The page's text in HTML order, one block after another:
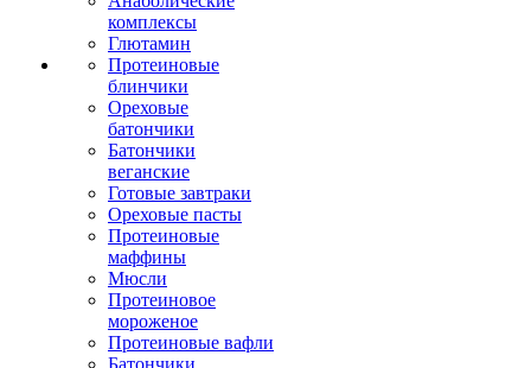
комплексы
Глютамин
Протеиновые
блинчики
Ореховые
батончики
Батончики
веганские
Готовые завтраки
Ореховые пасты
Протеиновые
маффины
Мюсли
Протеиновое
мороженое
Протеиновые вафли
Батончики